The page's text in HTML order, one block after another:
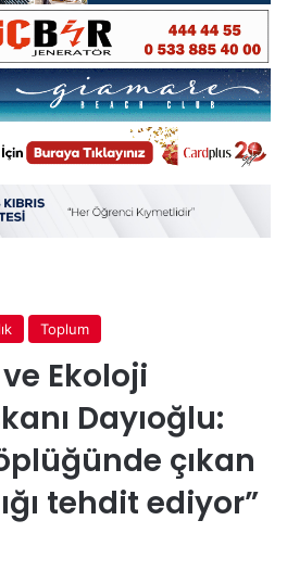
Toplum
Ekoloji
Dayıoğlu:
çıkan
tehdit ediyor”